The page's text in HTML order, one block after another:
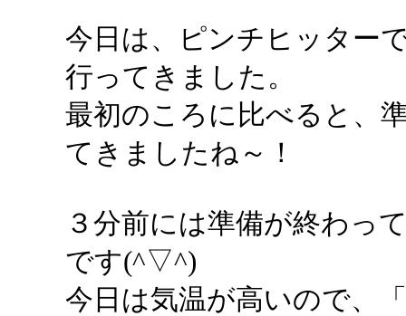
今日は、ピンチヒッター
行ってきました。
最初のころに比べると、
てきましたね～！
３分前には準備が終わっ
です(^▽^)
今日は気温が高いので、